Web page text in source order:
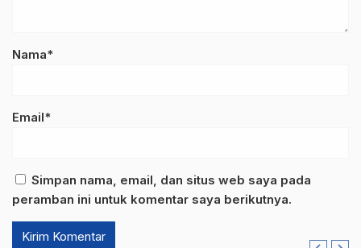
Nama*
Email*
Simpan nama, email, dan situs web saya pada
peramban ini untuk komentar saya berikutnya.